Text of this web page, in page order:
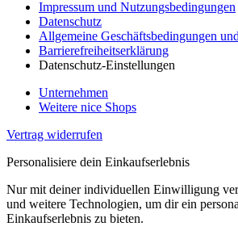
Impressum und Nutzungsbedingungen
Datenschutz
Allgemeine Geschäftsbedingungen
Barrierefreiheitserklärung
Datenschutz-Einstellungen
Unternehmen
Weitere nice Shops
Vertrag widerrufen
Personalisiere dein Einkaufserlebnis
Nur mit deiner individuellen Einwilligung
und weitere Technologien, um dir ein
Einkaufserlebnis zu bieten.